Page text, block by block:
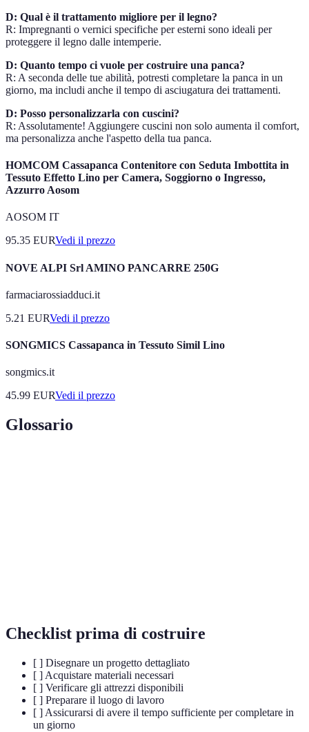
D: Qual è il trattamento migliore per il legno?
R: Impregnanti o vernici specifiche per esterni sono ideali per
proteggere il legno dalle intemperie.
D: Quanto tempo ci vuole per costruire una panca?
R: A seconda delle tue abilità, potresti completare la panca in un
giorno, ma includi anche il tempo di asciugatura dei trattamenti.
D: Posso personalizzarla con cuscini?
R: Assolutamente! Aggiungere cuscini non solo aumenta il comfort,
ma personalizza anche l'aspetto della tua panca.
HOMCOM Cassapanca Contenitore con Seduta Imbottita in
Tessuto Effetto Lino per Camera, Soggiorno o Ingresso,
Azzurro Aosom
AOSOM IT
95.35 EURVedi il prezzo
NOVE ALPI Srl AMINO PANCARRE 250G
farmaciarossiadduci.it
5.21 EURVedi il prezzo
SONGMICS Cassapanca in Tessuto Simil Lino
songmics.it
45.99 EURVedi il prezzo
Glossario
Checklist prima di costruire
[ ] Disegnare un progetto dettagliato
[ ] Acquistare materiali necessari
[ ] Verificare gli attrezzi disponibili
[ ] Preparare il luogo di lavoro
[ ] Assicurarsi di avere il tempo sufficiente per completare in
un giorno